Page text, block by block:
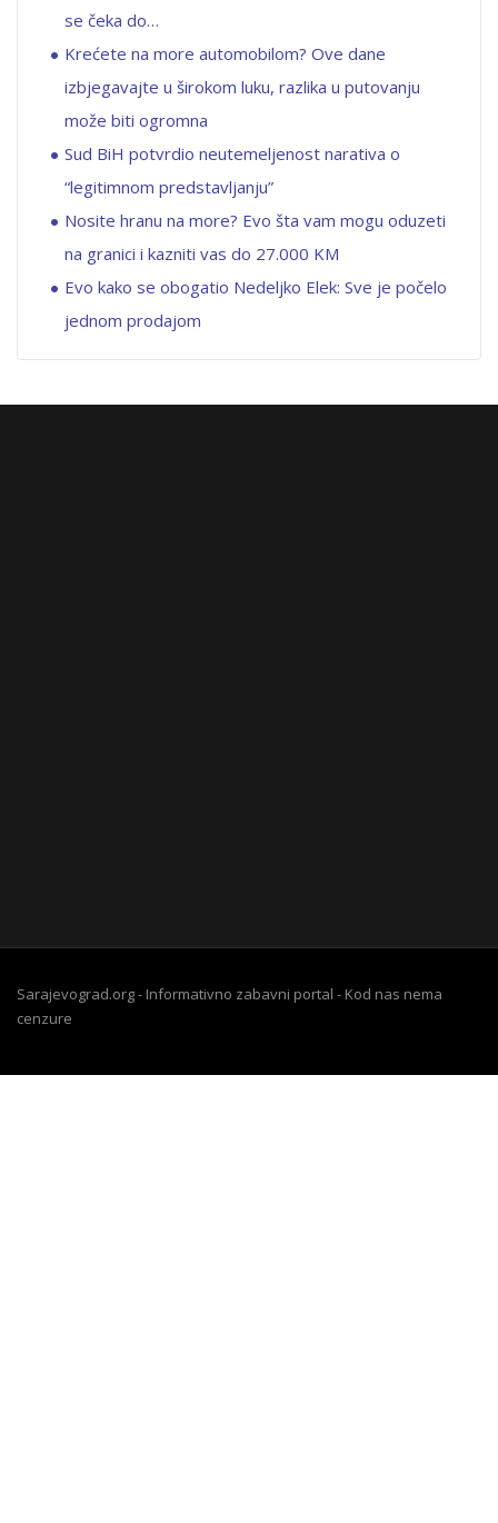
se čeka do…
Krećete na more automobilom? Ove dane
izbjegavajte u širokom luku, razlika u putovanju
može biti ogromna
Sud BiH potvrdio neutemeljenost narativa o
“legitimnom predstavljanju”
Nosite hranu na more? Evo šta vam mogu oduzeti
na granici i kazniti vas do 27.000 KM
Evo kako se obogatio Nedeljko Elek: Sve je počelo
jednom prodajom
Sarajevograd.org - Informativno zabavni portal - Kod nas nema
cenzure